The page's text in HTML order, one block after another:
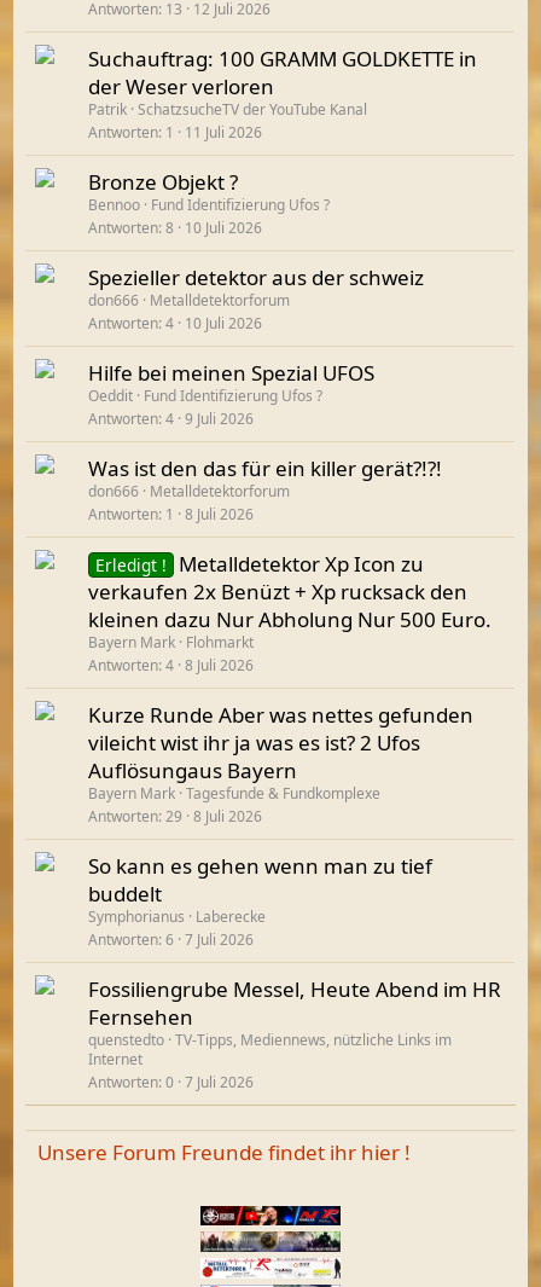
Antworten 13 12 Juli 2026
Suchauftrag: 100 GRAMM GOLDKETTE in
der Weser verloren
Patrik SchatzsucheTV der YouTube Kanal
Antworten 1 11 Juli 2026
Bronze Objekt ?
Bennoo Fund Identifizierung Ufos ?
Antworten 8 10 Juli 2026
Spezieller detektor aus der schweiz
don666 Metalldetektorforum
Antworten 4 10 Juli 2026
Hilfe bei meinen Spezial UFOS
Oeddit Fund Identifizierung Ufos ?
Antworten 4 9 Juli 2026
Was ist den das für ein killer gerät?!?!
don666 Metalldetektorforum
Antworten 1 8 Juli 2026
Erledigt !
Metalldetektor Xp Icon zu
verkaufen 2x Benüzt + Xp rucksack den
kleinen dazu Nur Abholung Nur 500 Euro.
Bayern Mark Flohmarkt
Antworten 4 8 Juli 2026
Kurze Runde Aber was nettes gefunden
vileicht wist ihr ja was es ist? 2 Ufos
Auflösungaus Bayern
Bayern Mark Tagesfunde & Fundkomplexe
Antworten 29 8 Juli 2026
So kann es gehen wenn man zu tief
buddelt
Symphorianus
Laberecke
Antworten 6 7 Juli 2026
Fossiliengrube Messel, Heute Abend im HR
Fernsehen
quenstedto TV-Tipps, Mediennews, nützliche Links im
Internet
Antworten 0 7 Juli 2026
Unsere Forum Freunde findet ihr hier !